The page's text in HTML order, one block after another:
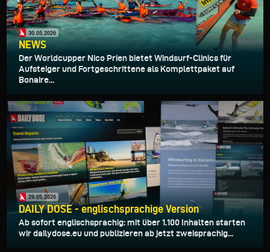
30.05.2026
NEWS
Der Worldcupper Nico Prien bietet Windsurf-Clinics für
Aufsteiger und Fortgeschrittene als Komplettpaket auf
Bonaire...
29.05.2026
DAILY DOSE - englischsprachige Version
Ab sofort englischsprachig: mit über 1.100 Inhalten starten
wir dailydose.eu und publizieren ab jetzt zweisprachig...